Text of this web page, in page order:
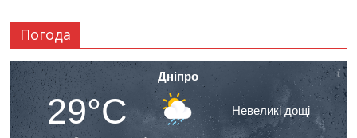
Погода
Дніпро
29°C Невеликі дощі